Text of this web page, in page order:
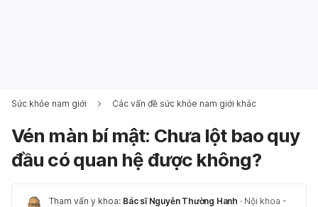
Sức khỏe nam giới Các vấn đề sức khỏe nam giới khác
Vén màn bí mật: Chưa lột bao quy
đầu có quan hệ được không?
Tham vấn y khoa: Bác sĩ Nguyễn Thường Hanh · Nội khoa -